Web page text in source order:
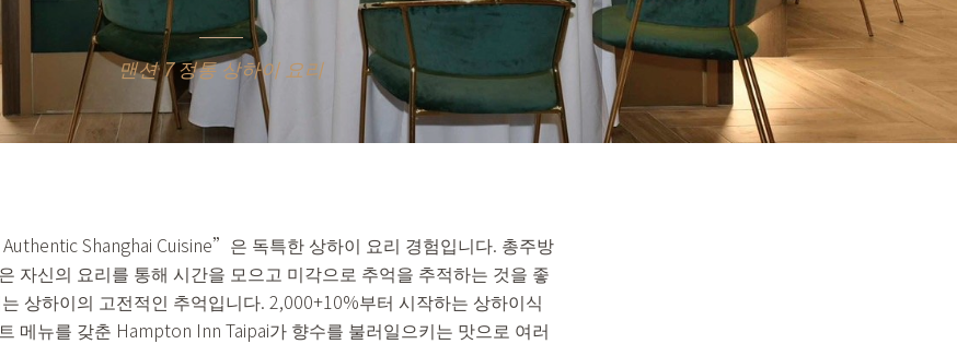
맨션 7 정통 상하이 요리
Authentic Shanghai Cuisine”은 독특한 상하이 요리 경험입니다. 총주방
자신의 요리를 통해 시간을 모으고 미각으로 추억을 추적하는 것을 좋
상하이의 고전적인 추억입니다. 2,000+10%부터 시작하는 상하이식
메뉴를 갖춘 Hampton Inn Taipai가 향수를 불러일으키는 맛으로 여러